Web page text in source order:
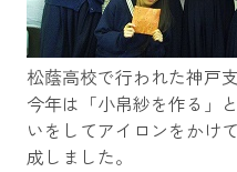
松蔭高校で行われた神戸
今年は「小帛紗を作る」
いをしてアイロンをかけ
成しました。